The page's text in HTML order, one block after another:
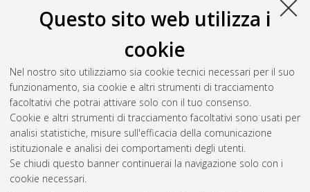
Questo sito web utilizza i
cookie
Nel nostro sito utilizziamo sia cookie tecnici necessari per il suo
funzionamento, sia cookie e altri strumenti di tracciamento
facoltativi che potrai attivare solo con il tuo consenso.
Cookie e altri strumenti di tracciamento facoltativi sono usati per
analisi statistiche, misure sull'efficacia della comunicazione
istituzionale e analisi dei comportamenti degli utenti.
Se chiudi questo banner continuerai la navigazione solo con i
cookie necessari.
Valentini, Michele Mattia (2014)Max Abraham's and Tullio
Levi-Civita's approach to Einstein Theory of Relativity
[Dissertation thesis], Alma Mater Studiorum Università di
Bologna. Dottorato di ricerca inMatematica, 25 Ciclo. DOI
10.6092/unibo/amsdottorato/6421.
Questa lista e' stata generata il Thu Aug 6 20:37:01 2026
Atom